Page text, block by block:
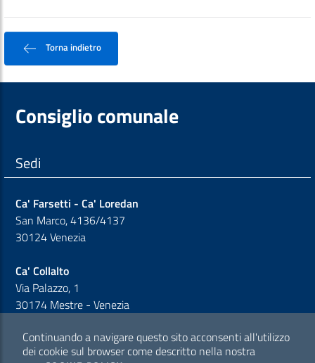
Torna indietro
Consiglio comunale
Sedi
Ca' Farsetti - Ca' Loredan
San Marco, 4136/4137
30124 Venezia
Ca' Collalto
Via Palazzo, 1
30174 Mestre - Venezia
Sezione Link Policy
Continuando a navigare questo sito acconsenti all'utilizzo
dei cookie sul browser come descritto nella nostra